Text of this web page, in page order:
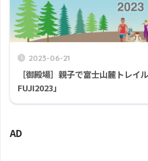
2023-06-21
［御殿場］親子で富士山麓トレイ
FUJI2023」
AD